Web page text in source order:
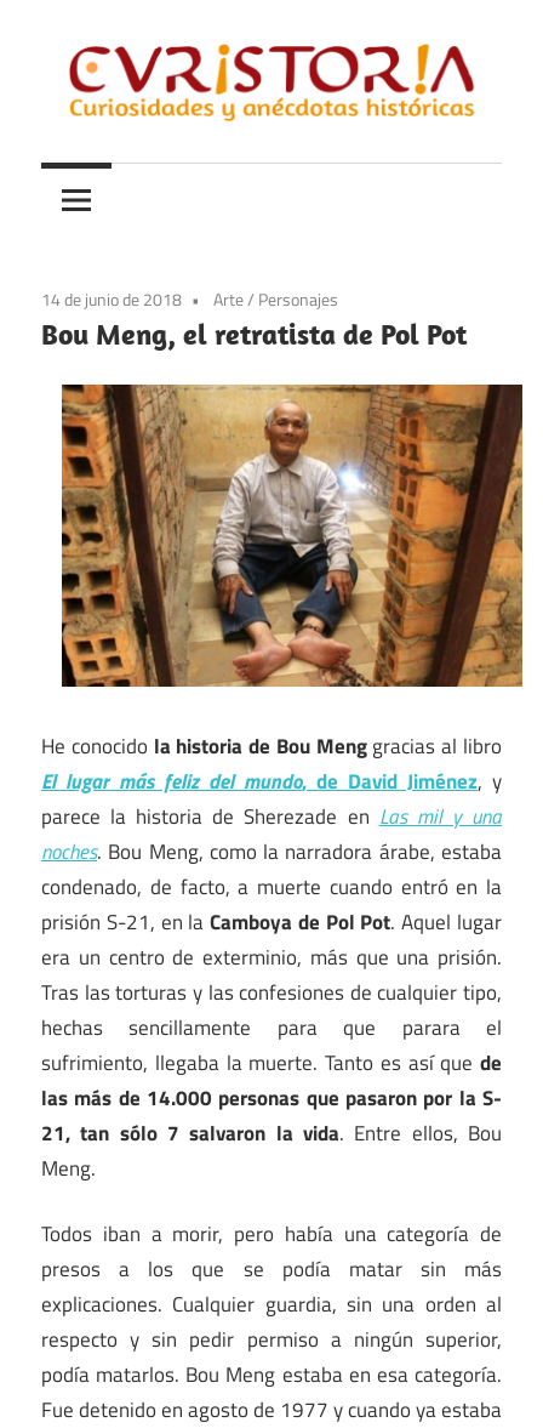
contenido
Curistoria
y
anécdotas
historia
14 de junio de 2018 Arte/ Personajes
Bou Meng, el retratista de Pol Pot
He conocido la historia de Bou Menggracias al libro
El lugar más feliz del mundo, de David Jiménez, y
parece la historia de Sherezade en Las mil y una
noches. Bou Meng, como la narradora árabe, estaba
condenado, de facto, a muerte cuando entró en la
prisión S-21, en laCamboya de Pol Pot. Aquel lugar
era un centro de exterminio, más que una prisión.
Tras las torturas y las confesiones de cualquier tipo,
hechas sencillamente para que parara el
sufrimiento, llegaba la muerte. Tanto es así que de
las más de 14.000 personas que pasaron por la S-
21, tan sólo 7 salvaron la vida. Entre ellos, Bou
Meng.
Todos iban a morir, pero había una categoría de
presos a los que se podía matar sin más
explicaciones. Cualquier guardia, sin una orden al
respecto y sin pedir permiso a ningún superior,
podía matarlos. Bou Meng estaba en esa categoría.
Fue detenido en agosto de 1977 y cuando ya estaba